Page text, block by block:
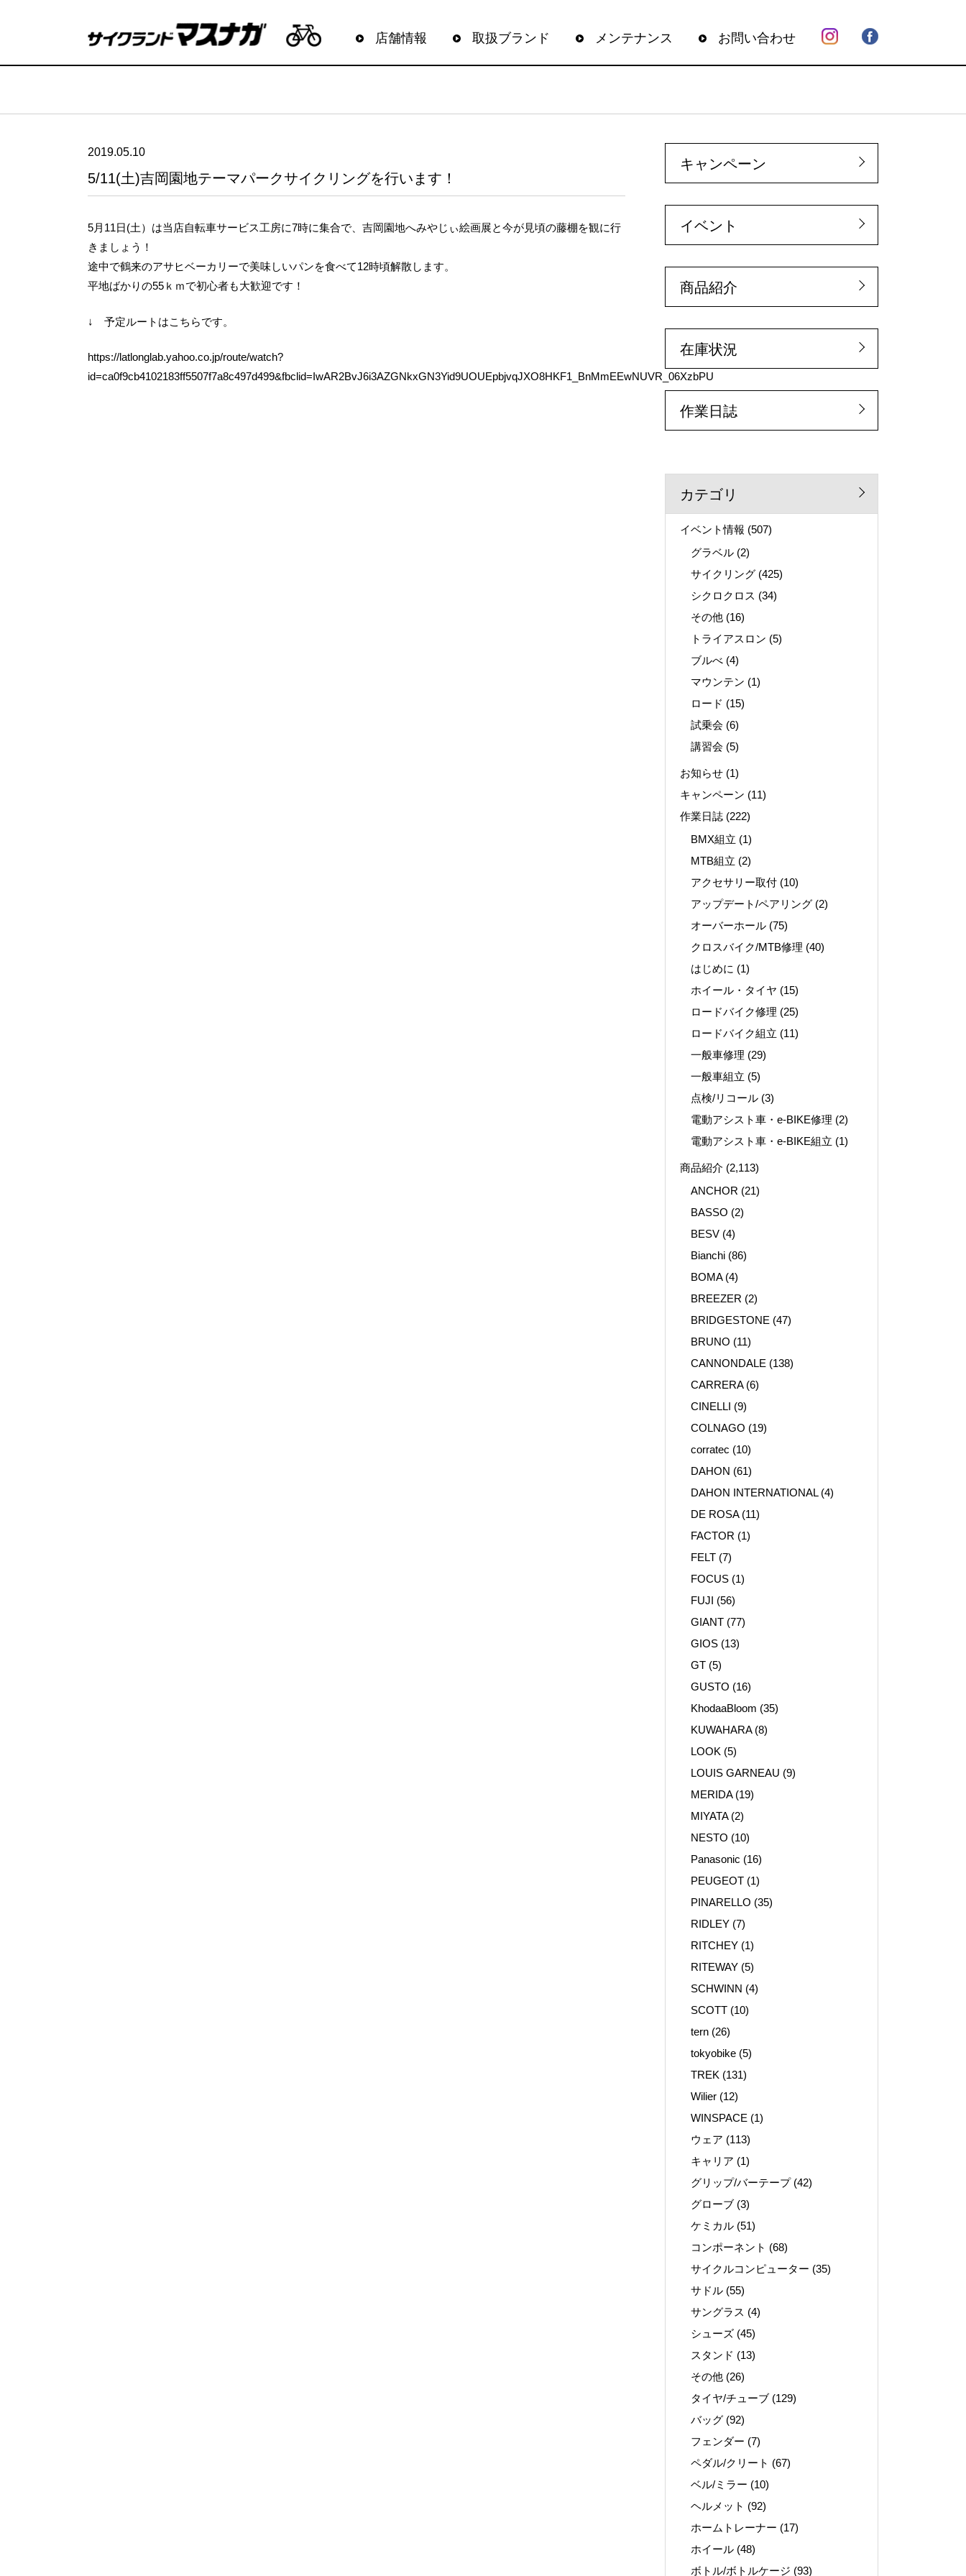
店舗情報 取扱ブランド メンテナンス お問い合わせ
2019.05.10
5/11(土)吉岡園地テーマパークサイクリングを行います！
5月11日(土）は当店自転車サービス工房に7時に集合で、吉岡園地へみやじぃ絵画展と今が見頃の藤棚を観に行
きましょう！
途中で鶴来のアサヒベーカリーで美味しいパンを食べて12時頃解散します。
平地ばかりの55ｋｍで初心者も大歓迎です！
↓ 予定ルートはこちらです。
https://latlonglab.yahoo.co.jp/route/watch?
id=ca0f9cb4102183ff5507f7a8c497d499&fbclid=IwAR2BvJ6i3AZGNkxGN3Yid9UOUEpbjvqJXO8HKF1_BnMmEEwNUVR_06XzbPU
キャンペーン
イベント
商品紹介
在庫状況
作業日誌
カテゴリ
イベント情報 (507)
グラベル (2)
サイクリング (425)
シクロクロス (34)
その他 (16)
トライアスロン (5)
ブルべ (4)
マウンテン (1)
ロード (15)
試乗会 (6)
講習会 (5)
お知らせ (1)
キャンペーン (11)
作業日誌 (222)
BMX組立 (1)
MTB組立 (2)
アクセサリー取付 (10)
アップデート/ペアリング (2)
オーバーホール (75)
クロスバイク/MTB修理 (40)
はじめに (1)
ホイール・タイヤ (15)
ロードバイク修理 (25)
ロードバイク組立 (11)
一般車修理 (29)
一般車組立 (5)
点検/リコール (3)
電動アシスト車・e-BIKE修理 (2)
電動アシスト車・e-BIKE組立 (1)
商品紹介 (2,113)
ANCHOR (21)
BASSO (2)
BESV (4)
Bianchi (86)
BOMA(4)
BREEZER (2)
BRIDGESTONE (47)
BRUNO (11)
CANNONDALE (138)
CARRERA(6)
CINELLI (9)
COLNAGO (19)
corratec (10)
DAHON (61)
DAHON INTERNATIONAL(4)
DE ROSA(11)
FACTOR (1)
FELT (7)
FOCUS (1)
FUJI (56)
GIANT (77)
GIOS (13)
GT (5)
GUSTO (16)
KhodaaBloom (35)
KUWAHARA(8)
LOOK (5)
LOUIS GARNEAU (9)
MERIDA(19)
MIYATA(2)
NESTO (10)
Panasonic (16)
PEUGEOT (1)
PINARELLO (35)
RIDLEY (7)
RITCHEY (1)
RITEWAY (5)
SCHWINN (4)
SCOTT (10)
tern (26)
tokyobike (5)
TREK (131)
Wilier (12)
WINSPACE (1)
ウェア (113)
キャリア (1)
グリップ/バーテープ(42)
グローブ (3)
ケミカル (51)
コンポーネント (68)
サイクルコンピューター (35)
サドル (55)
サングラス (4)
シューズ (45)
スタンド (13)
その他 (26)
タイヤ/チューブ (129)
バッグ (92)
フェンダー (7)
ペダル/クリート (67)
ベル/ミラー (10)
ヘルメット (92)
ホームトレーナー (17)
ホイール (48)
ボトル/ボトルケージ (93)